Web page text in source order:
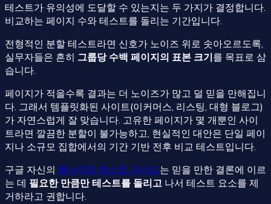
테스트가 유의성에 도달할 수 있는지는 두 가지가 결정합니다.
비교하는 페이지 수와 테스트를 돌리는 기간입니다.
전형적인 분할 테스트라면 신호가 노이즈 위로 솟아오르도록,
실무자들은 흔히 그룹당 수백 페이지의 표본 크기를 목표로 삼
습니다.
페이지가 적을수록 결과는 더 노이즈가 많고 덜 믿을 만해집니
다. 그래서 템플릿화된 사이트(이커머스, 리스팅, 대형 블로그)
가 자연스럽게 잘 맞습니다. 고유한 페이지가 몇 개뿐인 사이
트라면 깔끔한 분할이 불가능하고, 현실적인 대안은 단일 페이
지나 소규모 집합에서의 기간 기반 전후 비교 테스트입니다.
구글 자신의 웹사이트 테스트 가이드는 믿을 만한 결론에 이르
는 데 필요한 만큼만 테스트를 돌리고 나서 테스트 요소를 제
거하라고 권합니다.